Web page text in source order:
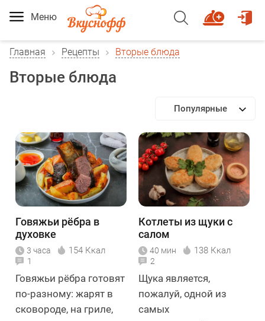
Меню
Главная Рецепты Вторые блюда
Вторые блюда
Популярные
Говяжьи рёбра в
духовке
3 часа 154 Ккал
1
Говяжьи рёбра готовят
по-разному: жарят в
сковороде, на гриле,
Котлеты из щуки с
салом
40 мин 138 Ккал
2
Щука является,
пожалуй, одной из
самых